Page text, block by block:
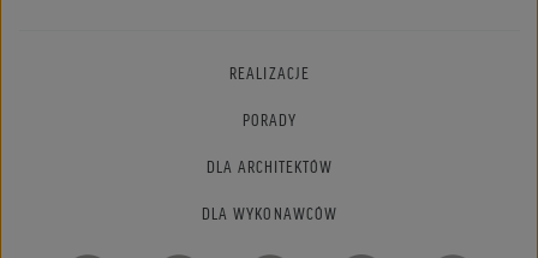
REALIZACJE
PORADY
DLA ARCHITEKTÓW
DLA WYKONAWCÓW